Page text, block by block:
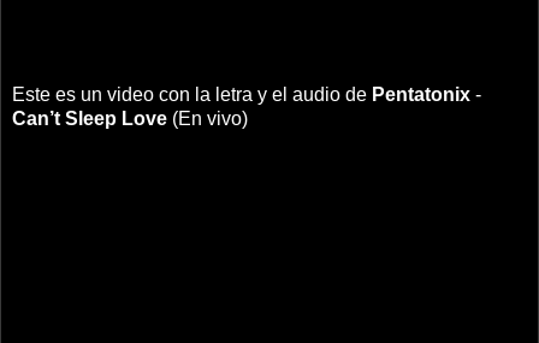
Este es un video con la letra y el audio de Pentatonix -
Can’t Sleep Love (En vivo)